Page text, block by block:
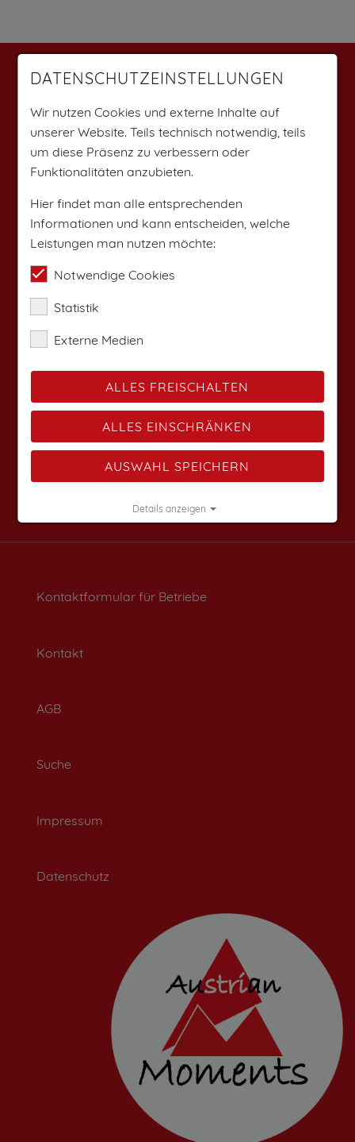
Weitere Angebote findest du auf:
Kontaktformular für Betriebe
Kontakt
AGB
Suche
Impressum
Datenschutz
DATENSCHUTZEINSTELLUNGEN
Wir nutzen Cookies und externe Inhalte auf
unserer Website. Teils technisch notwendig, teils
um diese Präsenz zu verbessern oder
Funktionalitäten anzubieten.
Hier findet man alle entsprechenden
Informationen und kann entscheiden, welche
Leistungen man nutzen möchte:
Notwendige Cookies
Statistik
Externe Medien
ALLES FREISCHALTEN
ALLES EINSCHRÄNKEN
AUSWAHL SPEICHERN
Details anzeigen
Impressum|Datenschutz